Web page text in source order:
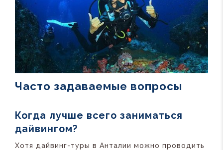
Часто задаваемые вопросы
Когда лучше всего заниматься
дайвингом?
Хотя дайвинг-туры в Анталии можно проводить